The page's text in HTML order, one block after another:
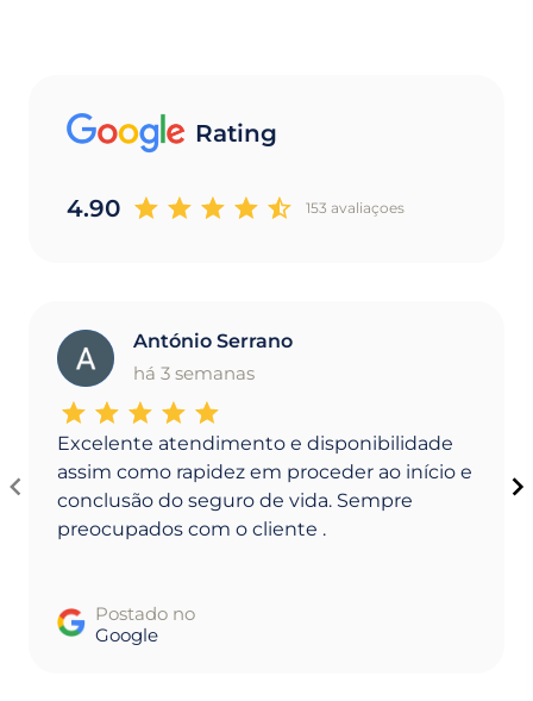
Rating
4.90 153 avaliaçoes
A
António Serrano
há 3 semanas
Excelente atendimento e disponibilidade
assim como rapidez em proceder ao início e
conclusão do seguro de vida. Sempre
preocupados com o cliente .
Postado no
Google